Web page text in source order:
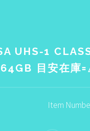
UHS-1
目安在庫
Item